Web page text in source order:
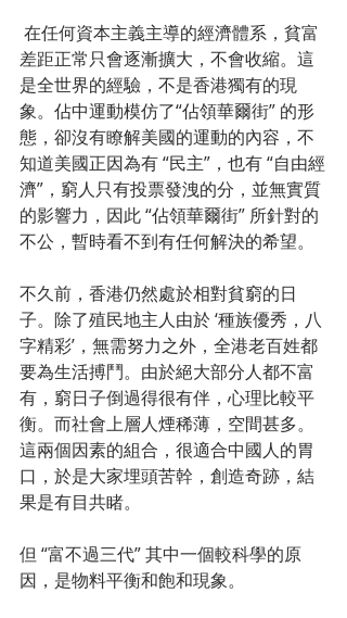
差距正常只會逐漸擴大，不會收縮。這
是全世界的經驗，不是香港獨有的現
象。佔中運動模仿了“佔領華爾街” 的形
態，卻沒有瞭解美國的運動的內容，不
知道美國正因為有 “民主”，也有 “自由經
濟”，窮人只有投票發洩的分，並無實質
的影響力，因此 “佔領華爾街” 所針對的
不公，暫時看不到有任何解決的希望。
不久前，香港仍然處於相對貧窮的日
子。除了殖民地主人由於 ‘種族優秀，八
字精彩’，無需努力之外，全港老百姓都
要為生活搏鬥。由於絕大部分人都不富
有，窮日子倒過得很有伴，心理比較平
衡。而社會上層人煙稀薄，空間甚多。
這兩個因素的組合，很適合中國人的胃
口，於是大家埋頭苦幹，創造奇跡，結
果是有目共睹。
但 “富不過三代” 其中一個較科學的原
因，是物料平衡和飽和現象。